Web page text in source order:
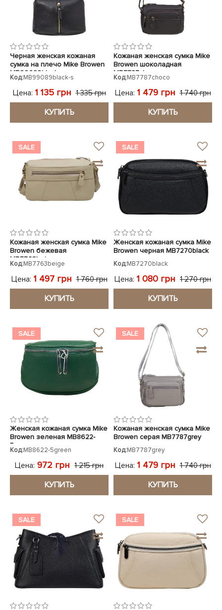
Черная женская кожаная
сумка на плечо Mike Browen
MB99089black-s
Код:MB99089black-s
Цена: 1 135 грн 1 335 грн
КУПИТЬ
Кожаная женская сумка Mike
Browen шоколадная
MB7787choco
Код:MB7787choco
Цена: 1 479 грн 1 740 грн
КУПИТЬ
SALE
Кожаная женская сумка Mike
Browen бежевая
MB7763beige
Код:MB7763beige
Цена: 1 497 грн 1 760 грн
КУПИТЬ
SALE
Женская кожаная сумка Mike
Browen черная MB7270black
Код:MB7270black
Цена: 1 080 грн 1 270 грн
КУПИТЬ
SALE
Женская кожаная сумка Mike
Browen зеленая MB8622-
5green
Код:MB8622-5green
Цена: 972 грн 1 215 грн
КУПИТЬ
SALE
Кожаная женская сумка Mike
Browen серая MB7787grey
Код:MB7787grey
Цена: 1 479 грн 1 740 грн
КУПИТЬ
SALE SALE